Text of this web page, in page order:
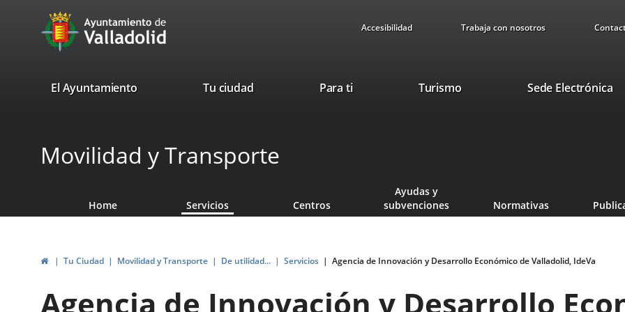
Portal
Web
Ayuntamiento
Valladolid
Accesibilidad Trabaja con nosotros
valladolid.es
El Ayuntamiento Tu ciudad Para ti TurismoThis
window.
Sede Electrónica
Movilidad y Transporte
Home Servicios Centros
Ayudas y
subvenciones
Normativas
HomeTu Ciudad Movilidad y Transporte De utilidad... Servicios Agencia de Innovación y Desarrollo Económico de Valladolid, IdeVa
Agencia de Innovación y Desarrollo